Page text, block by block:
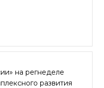
на регнеделе
развития